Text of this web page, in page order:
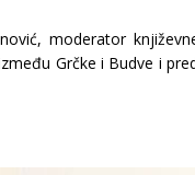
moderator
Grčke i Budve i